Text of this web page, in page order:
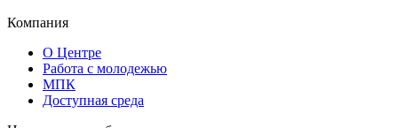
Компания
О Центре
Работа с молодежью
МПК
Доступная среда